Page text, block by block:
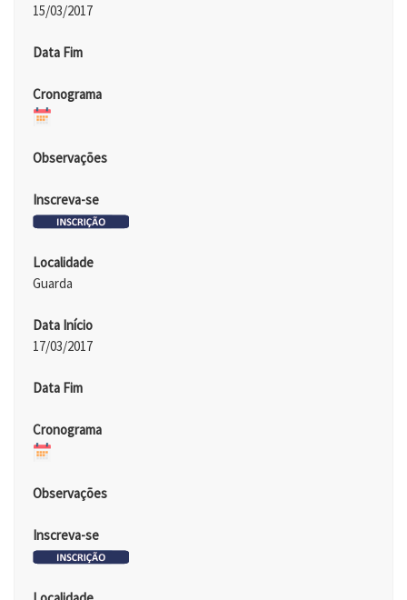
15/03/2017
Data Fim
Cronograma
Observações
Inscreva-se
Localidade
Guarda
Data Início
17/03/2017
Data Fim
Cronograma
Observações
Inscreva-se